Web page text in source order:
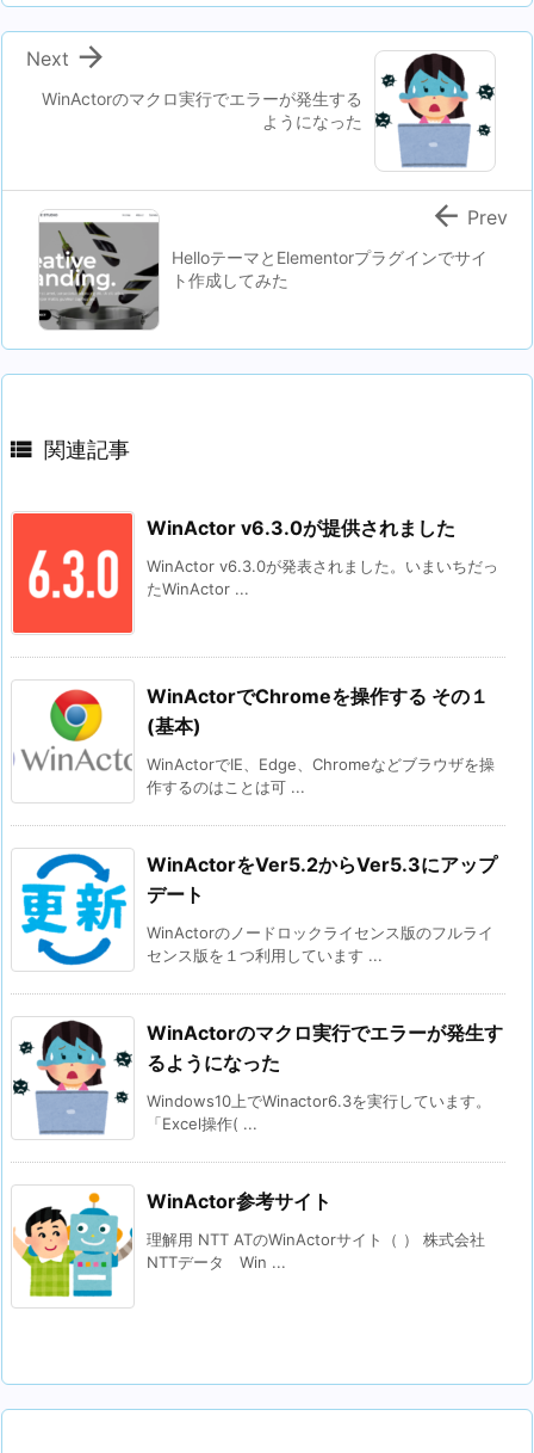
WinActorのマクロ実行でエラーが発生する
ようになった

Next
HelloテーマとElementorプラグインでサイ
ト作成してみた
 Prev
 関連記事
WinActor v6.3.0が提供されました
WinActor v6.3.0が発表されました。いまいちだっ
たWinActor ...
WinActorでChromeを操作する その１
(基本)
WinActorでIE、Edge、Chromeなどブラウザを操
作するのはことは可 ...
WinActorをVer5.2からVer5.3にアップ
デート
WinActorのノードロックライセンス版のフルライ
センス版を１つ利用しています ...
WinActorのマクロ実行でエラーが発生す
るようになった
Windows10上でWinactor6.3を実行しています。
「Excel操作( ...
WinActor参考サイト
理解用 NTT ATのWinActorサイト（ ） 株式会社
NTTデータ Win ...